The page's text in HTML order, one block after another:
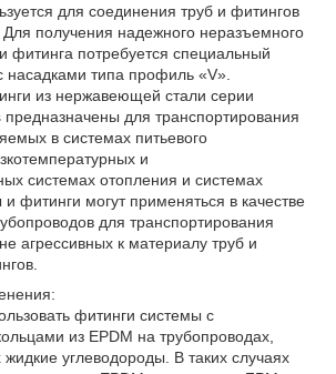
для соединения труб и фитингов
получения надежного неразъемного
фитинга потребуется специальный
насадками типа профиль «V».
из нержавеющей стали серии
для транспортирования
в системах питьевого
и
системах отопления и системах
фитинги могут применяться в качестве
для транспортирования
агрессивных к материалу труб и
фитинги системы с
из EPDM на трубопроводах,
углеводороды. В таких случаях